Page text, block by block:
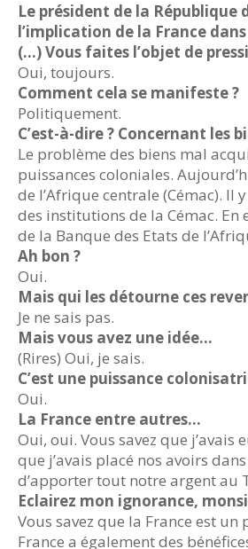
Le président de la
l’implication de la France
(…) Vous faites l’objet de
Oui, toujours.
Comment cela se manifeste ?
Politiquement.
C’est-à-dire ? Concernant les
Le problème des biens mal
puissances coloniales.
de l’Afrique centrale (Cémac).
des institutions de la Cémac. En
de la Banque des Etats de
Ah bon ?
Oui.
Mais qui les détourne ces
Je ne sais pas.
Mais vous avez une idée…
(Rires) Oui, je sais.
C’est une puissance
Oui.
La France entre autres…
Oui, oui. Vous savez que
que j’avais placé nos avoirs
d’apporter tout notre argent au
Eclairez mon ignorance,
Vous savez que la France est
France a également des